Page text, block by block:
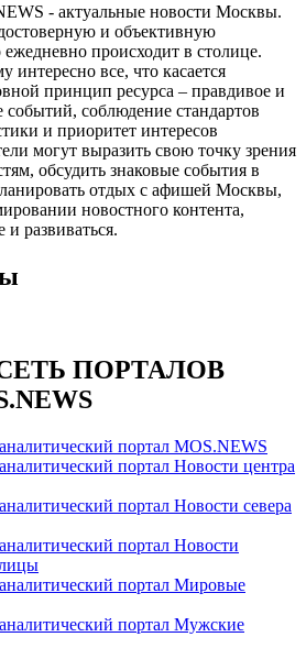
- актуальные новости Москвы.
и объективную
происходит в столице.
интересно все, что касается
принцип ресурса – правдивое и
соблюдение стандартов
и приоритет интересов
могут выразить свою точку зрения
обсудить знаковые события в
отдых с афишей Москвы,
новостного контента,
и развиваться.
ПОРТАЛОВ
портал MOS.NEWS
портал Новости центра
портал Новости севера
портал Новости
портал Мировые
портал Мужские